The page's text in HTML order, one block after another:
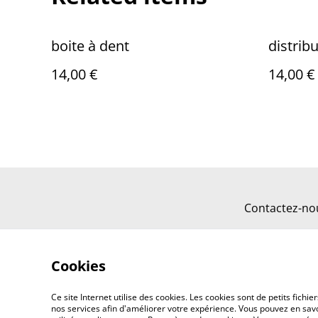
boite à dent
14,00 €
14,00 €
Contactez-
Cookies
Ce site Internet utilise des cookies. Les cookies sont de petits
nos services afin d'améliorer votre expérience. Vous pouvez en